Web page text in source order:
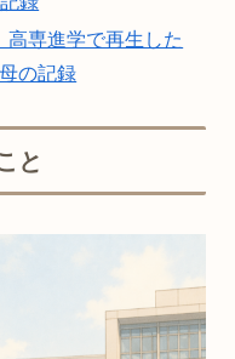
高専進学で再生した
の記録
と